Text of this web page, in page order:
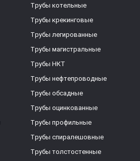
Трубы котельные
Трубы крекинговые
Трубы легированные
Трубы магистральные
Трубы НКТ
Трубы нефтепроводные
Трубы обсадные
Трубы оцинкованные
Трубы профильные
Трубы спиралешовные
Трубы толстостенные